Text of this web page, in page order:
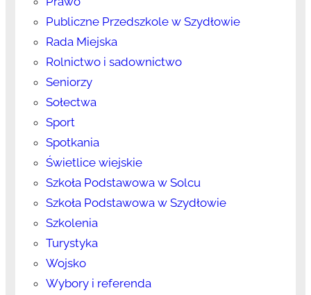
Publiczne Przedszkole w Szydłowie
Rada Miejska
Rolnictwo i sadownictwo
Seniorzy
Sołectwa
Sport
Spotkania
Świetlice wiejskie
Szkoła Podstawowa w Solcu
Szkoła Podstawowa w Szydłowie
Szkolenia
Turystyka
Wojsko
Wybory i referenda